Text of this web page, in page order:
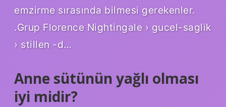
emzirme sırasında bilmesi gerekenler.
.Grup Florence Nightingale › gucel-saglik
› stillen -d…
Anne sütünün yağlı olması
iyi midir?